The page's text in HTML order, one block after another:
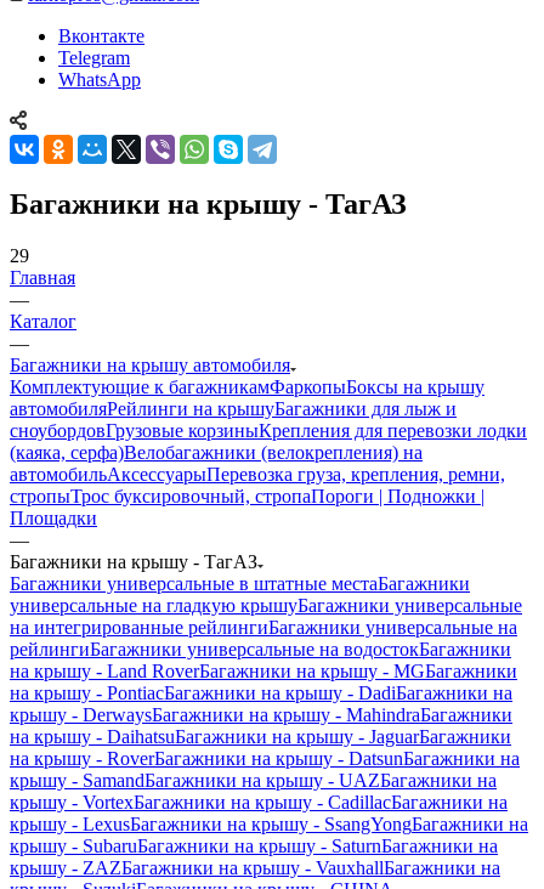
Вконтакте
Telegram
WhatsApp
Багажники на крышу - ТагАЗ
29
Главная
—
Каталог
—
Багажники на крышу автомобиля
Комплектующие к багажникамФаркопыБоксы на крышу
автомобиляРейлинги на крышуБагажники для лыж и
сноубордовГрузовые корзиныКрепления для перевозки лодки
(каяка, серфа)Велобагажники (велокрепления) на
автомобильАксессуарыПеревозка груза, крепления, ремни,
стропыТрос буксировочный, стропаПороги | Подножки |
Площадки
—
Багажники на крышу - ТагАЗ
Багажники универсальные в штатные местаБагажники
универсальные на гладкую крышуБагажники универсальные
на интегрированные рейлингиБагажники универсальные на
рейлингиБагажники универсальные на водостокБагажники
на крышу - Land RoverБагажники на крышу - MGБагажники
на крышу - PontiacБагажники на крышу - DadiБагажники на
крышу - DerwaysБагажники на крышу - MahindraБагажники
на крышу - DaihatsuБагажники на крышу - JaguarБагажники
на крышу - RoverБагажники на крышу - DatsunБагажники на
крышу - SamandБагажники на крышу - UAZБагажники на
крышу - VortexБагажники на крышу - CadillacБагажники на
крышу - LexusБагажники на крышу - SsangYongБагажники на
крышу - SubaruБагажники на крышу - SaturnБагажники на
крышу - ZAZБагажники на крышу - VauxhallБагажники на